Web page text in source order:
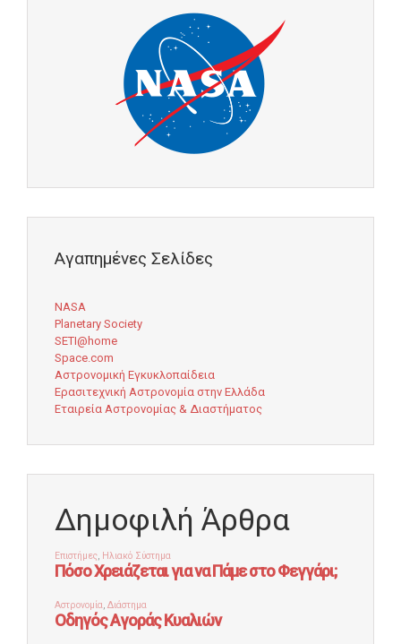
Αγαπημένες Σελίδες
NASA
Planetary Society
SETI@home
Space.com
Αστρονομική Εγκυκλοπαίδεια
Ερασιτεχνική Αστρονομία στην Ελλάδα
Εταιρεία Αστρονομίας & Διαστήματος
Δημοφιλή Άρθρα